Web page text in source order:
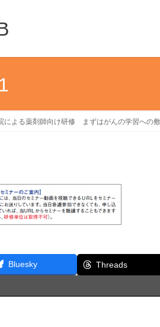
による薬剤師向け研修 まずはがんの学習への
Bluesky Threads